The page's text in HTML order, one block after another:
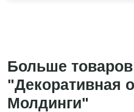
Больше товаров
"Декоративная
Молдинги"